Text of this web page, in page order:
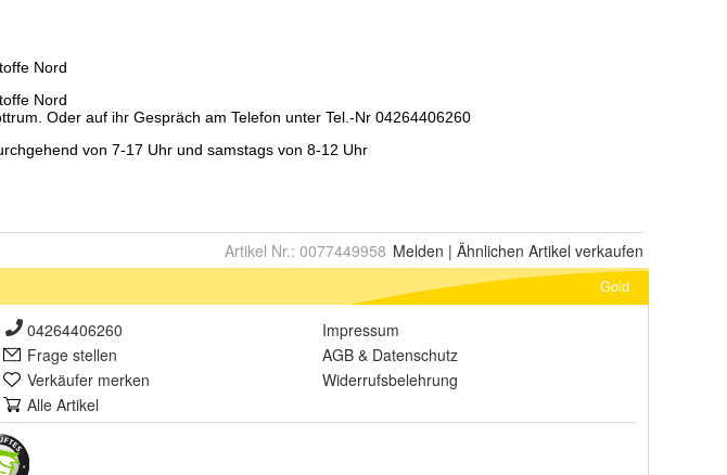
Artikel Nr.: 0077449958 Melden | Ähnlichen Artikel verkaufen
Gold
04264406260
Frage stellen
Verkäufer merken
Alle Artikel
Impressum
AGB & Datenschutz
Widerrufsbelehrung